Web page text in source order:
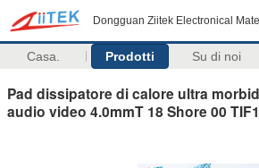
Dongguan Ziitek Electronical
Casa. Prodotti Su di noi
Pad dissipatore di calore ultra
audio video 4.0mmT 18 Shore 00